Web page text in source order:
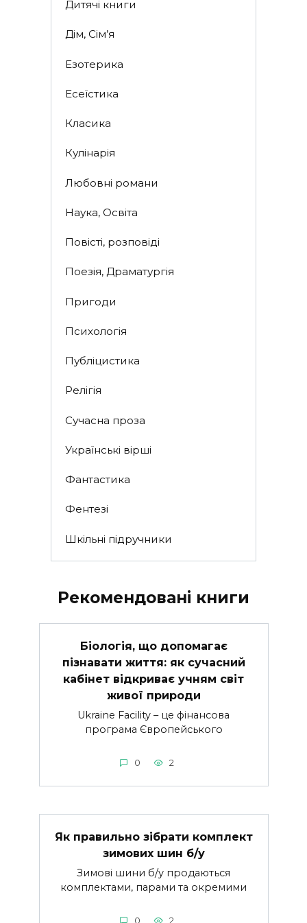
Дитячі книги
Дім, Сім’я
Езотерика
Есеїстика
Класика
Кулінарія
Любовні романи
Наука, Освіта
Повісті, розповіді
Поезія, Драматургія
Пригоди
Психологія
Публіцистика
Релігія
Сучасна проза
Українські вірші
Фантастика
Фентезі
Шкільні підручники
Рекомендовані книги
Біологія, що допомагає
пізнавати життя: як сучасний
кабінет відкриває учням світ
живої природи
Ukraine Facility – це фінансова
програма Європейського
0 2
Як правильно зібрати комплект
зимових шин б/у
Зимові шини б/у продаються
комплектами, парами та окремими
0 2